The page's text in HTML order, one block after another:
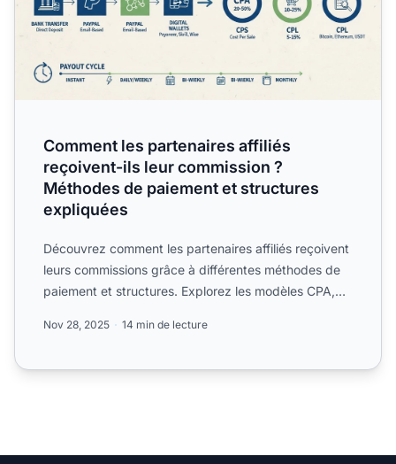
Comment les partenaires affiliés
reçoivent-ils leur commission ?
Méthodes de paiement et structures
expliquées
Découvrez comment les partenaires affiliés reçoivent
leurs commissions grâce à différentes méthodes de
paiement et structures. Explorez les modèles CPA,
Nov 28, 2025 14 min de lecture